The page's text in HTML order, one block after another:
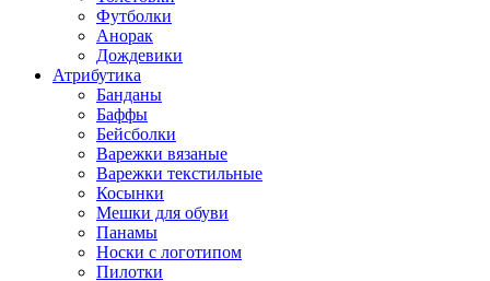
Футболки
Анорак
Дождевики
Атрибутика
Банданы
Баффы
Бейсболки
Варежки вязаные
Варежки текстильные
Косынки
Мешки для обуви
Панамы
Носки с логотипом
Пилотки